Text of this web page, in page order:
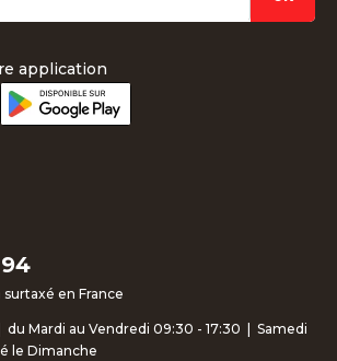
application
en France
du Mardi au Vendredi 09:30 - 17:30 | Samedi
le Dimanche